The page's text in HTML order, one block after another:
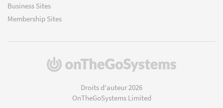
Business Sites
Membership Sites
(s'ouvre
Droits d'auteur 2026
OnTheGoSystems Limited